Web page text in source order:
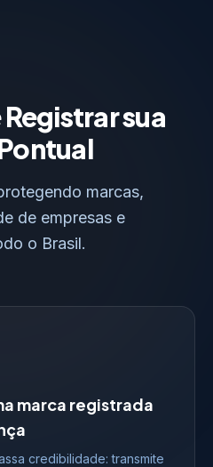
sua
marcas,
de empresas e
o Brasil.
marca registrada
credibilidade: transmite